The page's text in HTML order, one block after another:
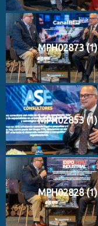
MPH02873 (1)
MPH02853 (1)
MPH02828 (1)